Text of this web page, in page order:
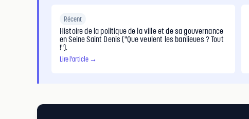
Récent
Histoire de la politique de la ville et de sa gouvernance
en Seine Saint Denis ("Que veulent les banlieues ? Tout
!").
Lire l'article →